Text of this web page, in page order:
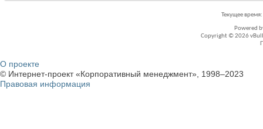
Текущее время:
Powered
Copyright © 2026
О проекте
© Интернет-проект «Корпоративный менеджмент», 1998–2023
Правовая информация